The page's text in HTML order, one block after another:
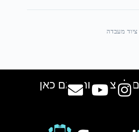
ציוד מעבדה
למצוא אותנו גם כאן